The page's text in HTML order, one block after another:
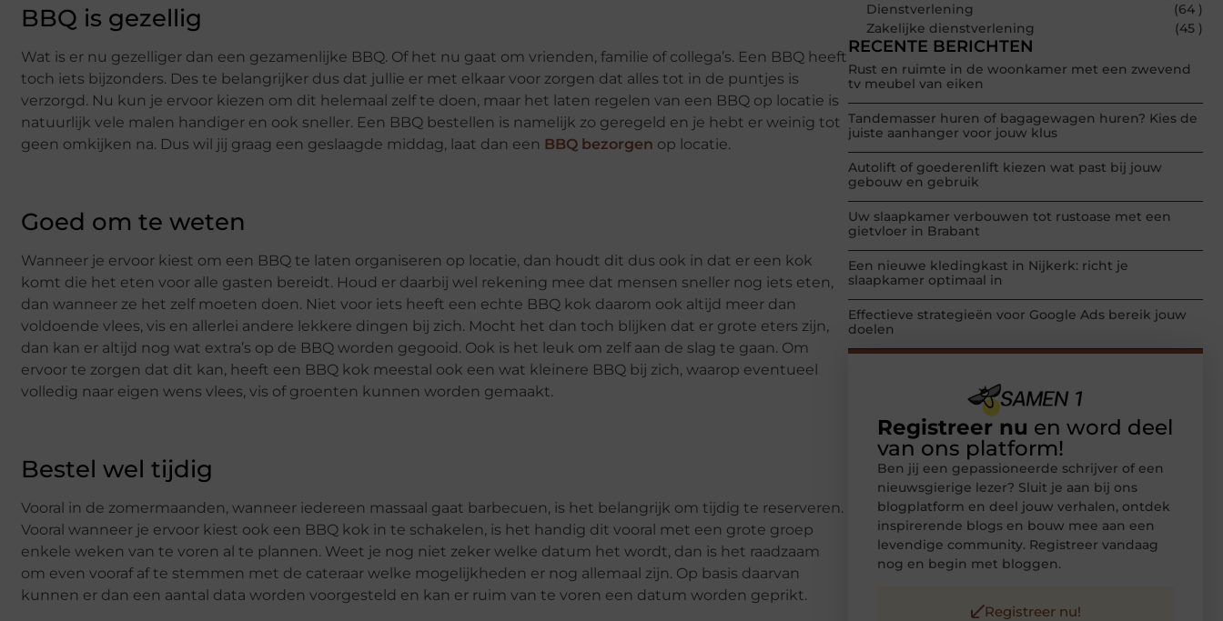
BBQ is gezellig
Wat is er nu gezelliger dan een gezamenlijke BBQ. Of het nu gaat om vrienden, familie of collega’s. Een BBQ heeft
toch iets bijzonders. Des te belangrijker dus dat jullie er met elkaar voor zorgen dat alles tot in de puntjes is
verzorgd. Nu kun je ervoor kiezen om dit helemaal zelf te doen, maar het laten regelen van een BBQ op locatie is
natuurlijk vele malen handiger en ook sneller. Een BBQ bestellen is namelijk zo geregeld en je hebt er weinig tot
geen omkijken na. Dus wil jij graag een geslaagde middag, laat dan een BBQ bezorgen op locatie.
Goed om te weten
Wanneer je ervoor kiest om een BBQ te laten organiseren op locatie, dan houdt dit dus ook in dat er een kok
komt die het eten voor alle gasten bereidt. Houd er daarbij wel rekening mee dat mensen sneller nog iets eten,
dan wanneer ze het zelf moeten doen. Niet voor iets heeft een echte BBQ kok daarom ook altijd meer dan
voldoende vlees, vis en allerlei andere lekkere dingen bij zich. Mocht het dan toch blijken dat er grote eters zijn,
dan kan er altijd nog wat extra’s op de BBQ worden gegooid. Ook is het leuk om zelf aan de slag te gaan. Om
ervoor te zorgen dat dit kan, heeft een BBQ kok meestal ook een wat kleinere BBQ bij zich, waarop eventueel
volledig naar eigen wens vlees, vis of groenten kunnen worden gemaakt.
Bestel wel tijdig
Vooral in de zomermaanden, wanneer iedereen massaal gaat barbecuen, is het belangrijk om tijdig te reserveren.
Vooral wanneer je ervoor kiest ook een BBQ kok in te schakelen, is het handig dit vooral met een grote groep
enkele weken van te voren al te plannen. Weet je nog niet zeker welke datum het wordt, dan is het raadzaam
om even vooraf af te stemmen met de cateraar welke mogelijkheden er nog allemaal zijn. Op basis daarvan
kunnen er dan een aantal data worden voorgesteld en kan er ruim van te voren een datum worden geprikt.
Dienstverlening
(64 )
Zakelijke dienstverlening
(45 )
RECENTE BERICHTEN
Rust en ruimte in de woonkamer met een zwevend
tv meubel van eiken
Tandemasser huren of bagagewagen huren? Kies de
juiste aanhanger voor jouw klus
Autolift of goederenlift kiezen wat past bij jouw
gebouw en gebruik
Uw slaapkamer verbouwen tot rustoase met een
gietvloer in Brabant
Een nieuwe kledingkast in Nijkerk: richt je
slaapkamer optimaal in
Effectieve strategieën voor Google Ads bereik jouw
doelen
Registreer nu en word deel
van ons platform!
Ben jij een gepassioneerde schrijver of een
nieuwsgierige lezer? Sluit je aan bij ons
blogplatform en deel jouw verhalen, ontdek
inspirerende blogs en bouw mee aan een
levendige community. Registreer vandaag
nog en begin met bloggen.
Registreer nu!